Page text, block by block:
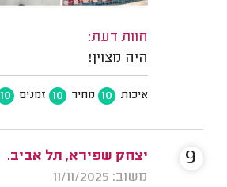
חוות דעת:
היה מצוין!
איכות 10 מחיר 10 זמנים 10
יצחק שפירא, תל אביב.
משוב: 11/11/2025
9